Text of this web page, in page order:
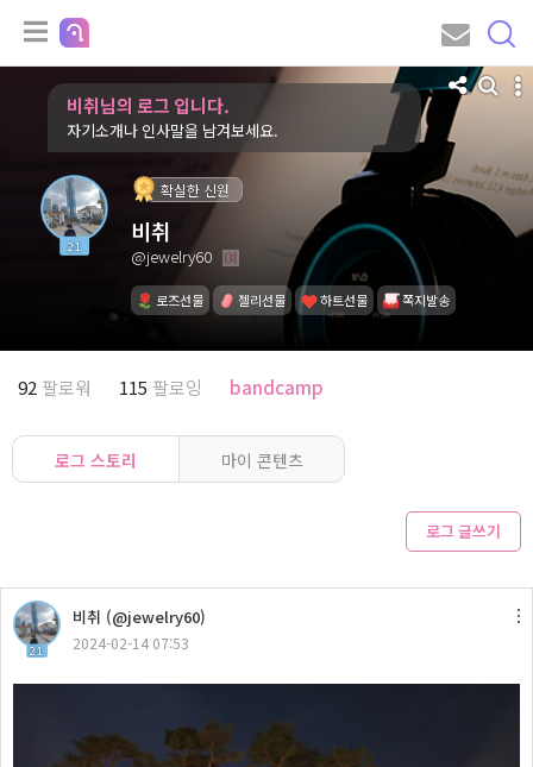
비취님의 로그 입니다.
자기소개나 인사말을 남겨보세요.
21
확실한 신원
비취
@jewelry60
로즈선물 젤리선물 하트선물 쪽지발송
92 팔로워 115 팔로잉 bandcamp
로그 스토리 마이 콘텐츠
로그 글쓰기
21
비취 (@jewelry60)
2024-02-14 07:53